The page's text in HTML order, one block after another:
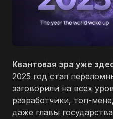
Квантовая эра уже
2025 год стал
заговорили на всех
разработчики, топ-
даже главы